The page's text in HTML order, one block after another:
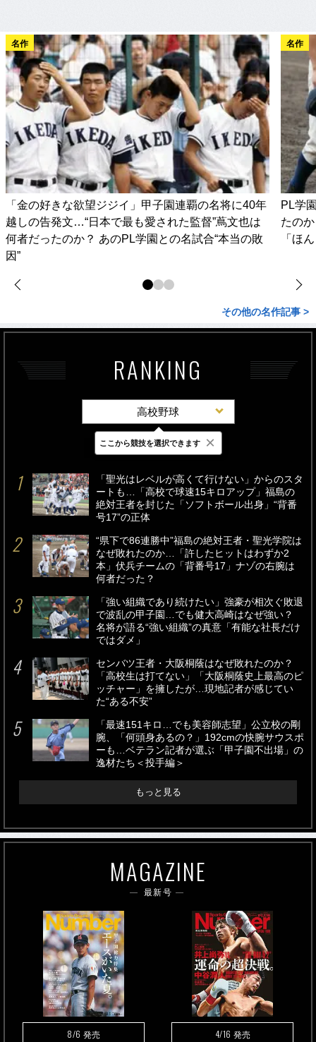
名作
「金の好きな欲望ジジイ」甲子園連覇の名将に40年
越しの告発文…“日本で最も愛された監督”蔦文也は
何者だったのか？ あのPL学園との名試合“本当の敗
因”
名作
PL学
たの
「ほ
その他の名作記事 >
RANKING
高校野球
最新 24時間 週間
「聖光はレベルが高くて行けない」からのスタ
ートも…「高校で球速15キロアップ」福島の
絶対王者を封じた「ソフトボール出身」“背番
号17”の正体
“県下で86連勝中”福島の絶対王者・聖光学院は
なぜ敗れたのか…「許したヒットはわずか2
本」伏兵チームの「背番号17」ナゾの右腕は
何者だった？
「強い組織であり続けたい」強豪が相次ぐ敗退
で波乱の甲子園…でも健大高崎はなぜ強い？
名将が語る“強い組織”の真意「有能な社長だけ
ではダメ」
センバツ王者・大阪桐蔭はなぜ敗れたのか？
「高校生は打てない」「大阪桐蔭史上最高のピ
ッチャー」を擁したが…現地記者が感じてい
た“ある不安”
「最速151キロ…でも美容師志望」公立校の剛
腕、「何頭身あるの？」192cmの快腕サウスポ
ーも…ベテラン記者が選ぶ「甲子園不出場」の
逸材たち＜投手編＞
もっと見る
MAGAZINE
最新号
8/6 発売 4/16 発売
ここから競技を選択できます ×